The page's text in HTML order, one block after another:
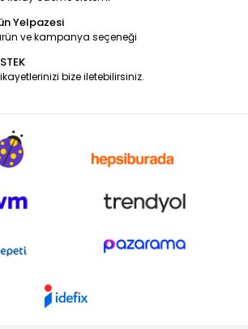
Yelpazesi
ve kampanya seçeneği
bize iletebilirsiniz.